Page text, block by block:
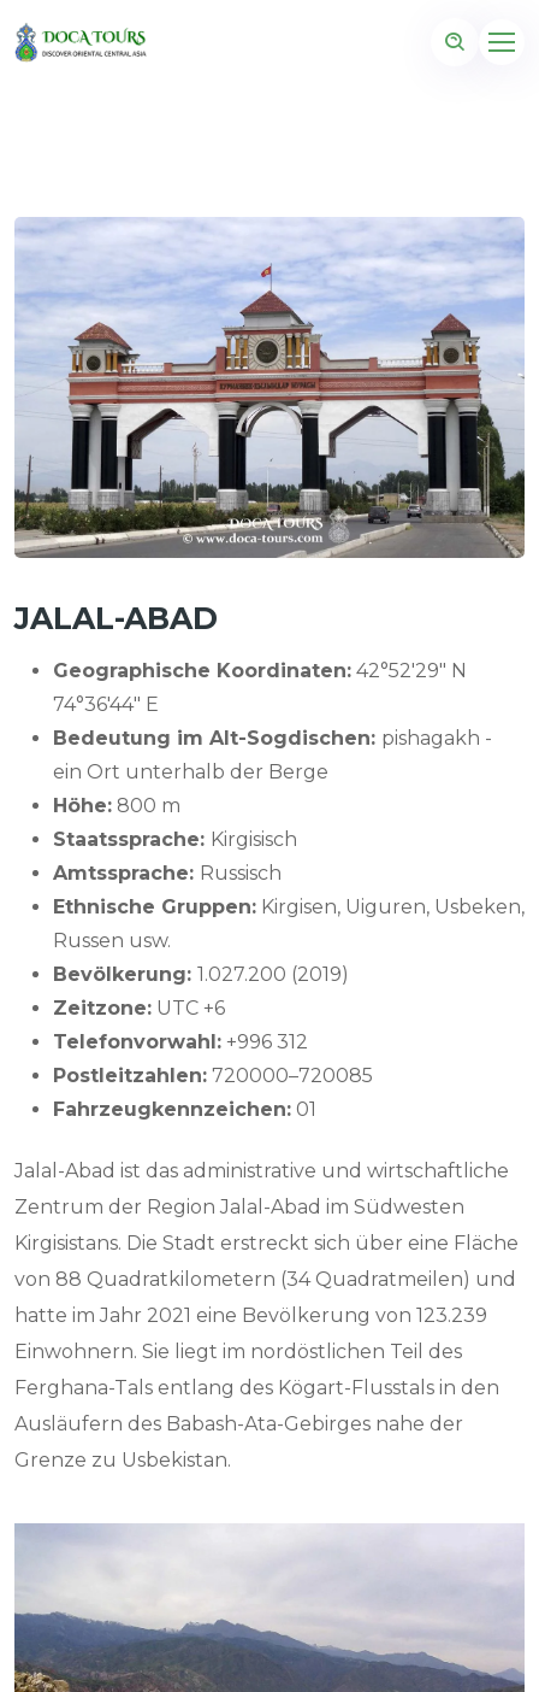
JALAL-ABAD
Geographische Koordinaten: 42°52′29″ N
74°36′44″ E
Bedeutung im Alt-Sogdischen: pishagakh -
ein Ort unterhalb der Berge
Höhe: 800 m
Staatssprache: Kirgisisch
Amtssprache: Russisch
Ethnische Gruppen: Kirgisen, Uiguren, Usbeken,
Russen usw.
Bevölkerung: 1.027.200 (2019)
Zeitzone: UTC +6
Telefonvorwahl: +996 312
Postleitzahlen: 720000–720085
Fahrzeugkennzeichen: 01
Jalal-Abad ist das administrative und wirtschaftliche
Zentrum der Region Jalal-Abad im Südwesten
Kirgisistans. Die Stadt erstreckt sich über eine Fläche
von 88 Quadratkilometern (34 Quadratmeilen) und
hatte im Jahr 2021 eine Bevölkerung von 123.239
Einwohnern. Sie liegt im nordöstlichen Teil des
Ferghana-Tals entlang des Kögart-Flusstals in den
Ausläufern des Babash-Ata-Gebirges nahe der
Grenze zu Usbekistan.